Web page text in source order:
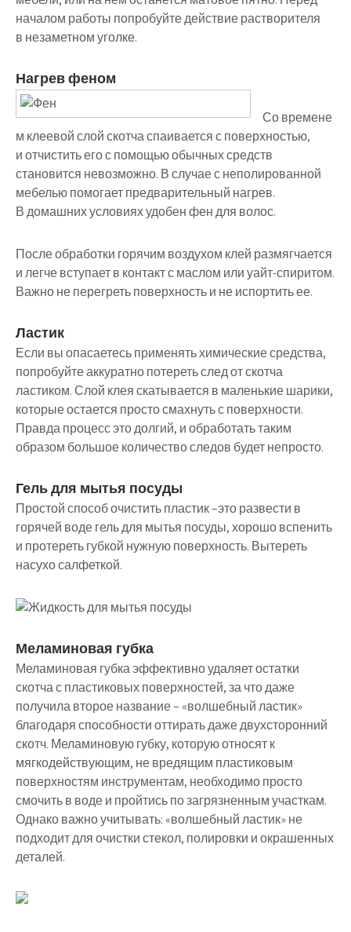
началом работы попробуйте действие растворителя
в незаметном уголке.
Нагрев феном
Со времене
м клеевой слой скотча спаивается с поверхностью,
и отчистить его с помощью обычных средств
становится невозможно. В случае с неполированной
мебелью помогает предварительный нагрев.
В домашних условиях удобен фен для волос.
После обработки горячим воздухом клей размягчается
и легче вступает в контакт с маслом или уайт-спиритом.
Важно не перегреть поверхность и не испортить ее.
Ластик
Если вы опасаетесь применять химические средства,
попробуйте аккуратно потереть след от скотча
ластиком. Слой клея скатывается в маленькие шарики,
которые остается просто смахнуть с поверхности.
Правда процесс это долгий, и обработать таким
образом большое количество следов будет непросто.
Гель для мытья посуды
Простой способ очистить пластик –это развести в
горячей воде гель для мытья посуды, хорошо вспенить
и протереть губкой нужную поверхность. Вытереть
насухо салфеткой.
Меламиновая губка
Меламиновая губка эффективно удаляет остатки
скотча с пластиковых поверхностей, за что даже
получила второе название – «волшебный ластик»
благодаря способности оттирать даже двухсторонний
скотч. Меламиновую губку, которую относят к
мягкодействующим, не вредящим пластиковым
поверхностям инструментам, необходимо просто
смочить в воде и пройтись по загрязненным участкам.
Однако важно учитывать: «волшебный ластик» не
подходит для очистки стекол, полировки и окрашенных
деталей.